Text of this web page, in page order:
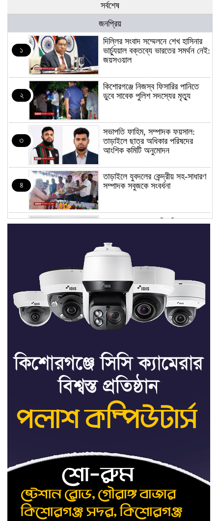
সর্বশেষ
জনপ্রিয়
১
দিল্লির সংবাদ সম্মেলনে শেখ হাসিনার
ভার্চ্যুয়াল বক্তব্যে ভারতের সমর্থন নেই:
জয়সওয়াল
২
কিশোরগঞ্জে নিজস্ব ফিসারির পানিতে
ডুবে সাবেক পুলিশ সদস্যের মৃত্যু
৩
সভাপতি ফাহিম, সম্পাদক ফয়সাল:
তাড়াইলে ছাত্র অধিকার পরিষদের
আংশিক কমিটি অনুমোদন
৪
তাড়াইলে যুবদলের কেন্দ্রীয় সহ-সাধারণ
সম্পাদক সবুজকে সংবর্ধনা
৪ মন্ত্রণালয়ে নতুন সচিব নিয়োগ, ২
শেখ হাসিনার সঙ্গে পালানোর ফ্লাইট
কীভাবে মিস করেছিলেন সালমান এফ
রহমান
৭
ভাত রান্নার সময় নরম হয়ে গেলে কী
করবেন
৮
মৃত্যুদণ্ড বাদ না দেওয়ায়
প্রত্যক্ষদর্শীদের তথ্য দেয়নি জাতিসংঘ:
ট্রাইব্যুনালকে প্রসিকিউটর
৯
তাড়াইলে রাউতি মানবসেবা ফাউন্ডেশনের
আয়োজনে কাফন-দাফন বিষয়ক বিশেষ
প্রশিক্ষণ কর্মশালা